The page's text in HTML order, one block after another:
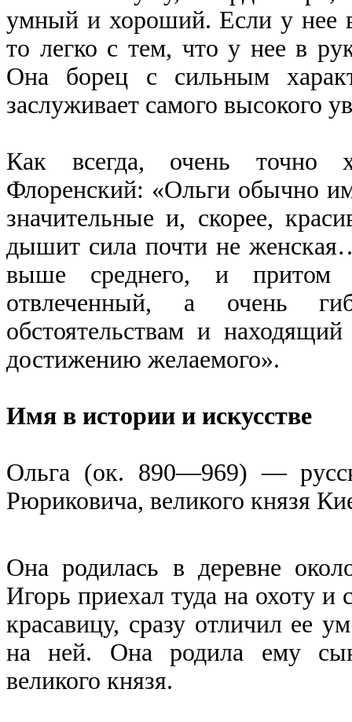
умный и хороший. Если у нее
то легко с тем, что у нее в
Она борец с сильным
заслуживает самого высокого
Как всегда, очень точно
Флоренский: «Ольги обычно
значительные и, скорее,
дышит сила почти не
выше среднего, и
отвлеченный, а очень
обстоятельствам и
достижению желаемого».
Имя в истории и искусстве
Ольга (ок. 890—969) —
Рюриковича, великого князя
Она родилась в деревне
Игорь приехал туда на охоту
красавицу, сразу отличил ее
на ней. Она родила ему
великого князя.